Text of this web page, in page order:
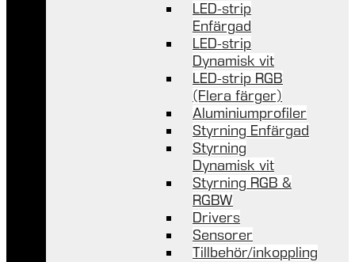
LED-strip
Enfärgad
LED-strip
Dynamisk vit
LED-strip RGB
(Flera färger)
Aluminiumprofiler
Styrning Enfärgad
Styrning
Dynamisk vit
Styrning RGB &
RGBW
Drivers
Sensorer
Tillbehör/inkoppling